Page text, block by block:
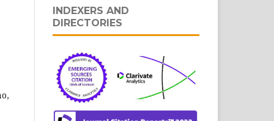
INDEXERS AND
DIRECTORIES